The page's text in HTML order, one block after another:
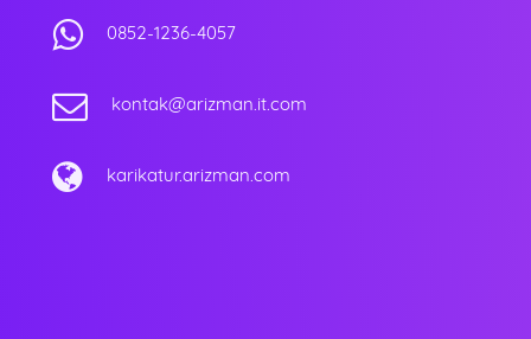
0852-1236-4057
kontak@arizman.it.com
karikatur.arizman.com